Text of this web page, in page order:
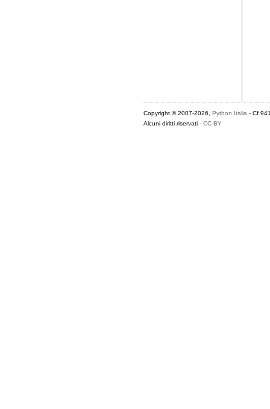
Copyright © 2007-2026, Python Italia - Cf
Alcuni diritti riservati - CC-BY